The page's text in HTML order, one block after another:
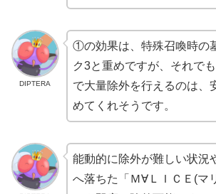
DIPTERA
①の効果は、特殊召喚時の
ク3と重めですが、それで
で大量除外を行えるのは、
めてくれそうです。
能動的に除外が難しい状況
へ落ちた「Ｍ∀ＬＩＣＥ(マ